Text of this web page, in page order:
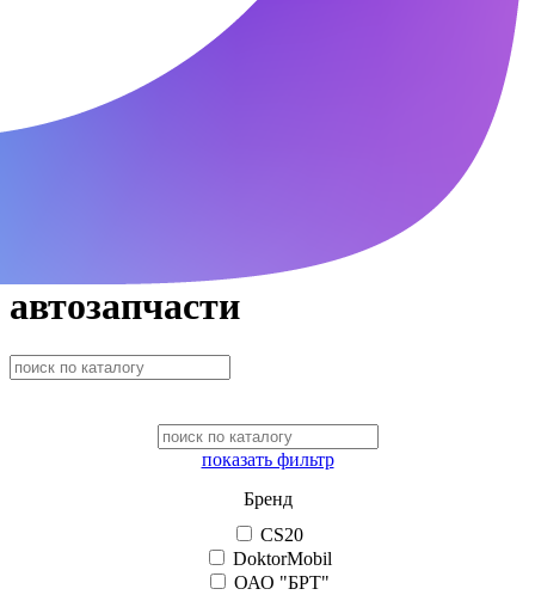
автозапчасти
показать фильтр
Бренд
CS20
DoktorMobil
ОАО "БРТ"